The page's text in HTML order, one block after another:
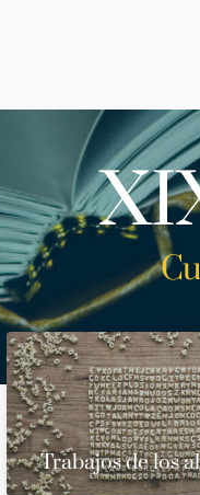
Trabajos de los